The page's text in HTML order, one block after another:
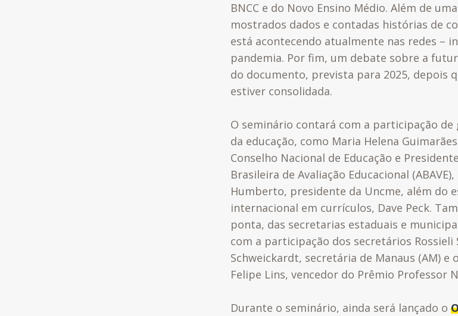
BNCC e do Novo Ensino Médio. Além de
mostrados dados e contadas histórias de
está acontecendo atualmente nas redes –
pandemia. Por fim, um debate sobre a
do documento, prevista para 2025, depois
estiver consolidada.
O seminário contará com a participação de
da educação, como Maria Helena
Conselho Nacional de Educação e
Brasileira de Avaliação Educacional (ABAVE),
Humberto, presidente da Uncme, além do
internacional em currículos, Dave Peck.
ponta, das secretarias estaduais e
com a participação dos secretários Rossieli
Schweickardt, secretária de Manaus (AM) e
Felipe Lins, vencedor do Prêmio Professor
Durante o seminário, ainda será lançado o